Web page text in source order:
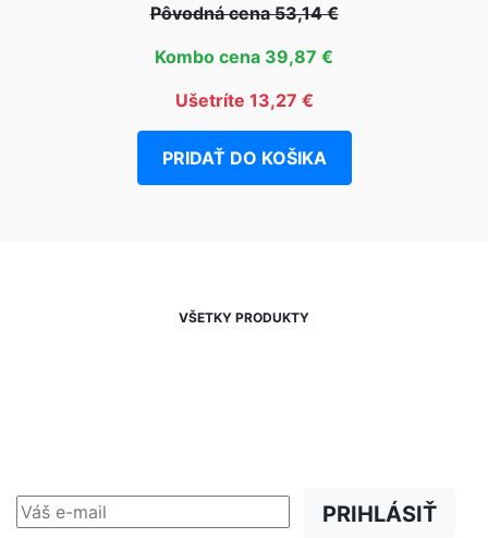
Pôvodná cena 53,14 €
Kombo cena 39,87 €
Ušetríte 13,27 €
PRIDAŤ DO KOŠIKA
VŠETKY PRODUKTY
PRIHLÁSIŤ